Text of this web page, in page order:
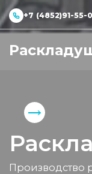
+7 (4852)91-55-
Производство